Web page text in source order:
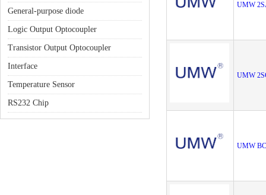
General-purpose diode
Logic Output Optocoupler
Transistor Output Optocoupler
Interface
Temperature Sensor
RS232 Chip
UMW
UMW
UMW